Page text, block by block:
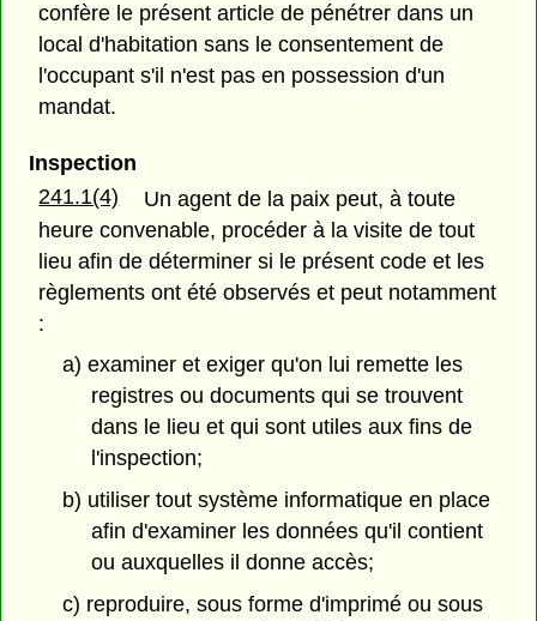
confère le présent article de pénétrer dans un
local d'habitation sans le consentement de
l'occupant s'il n'est pas en possession d'un
mandat.
Inspection
241.1(4)
Un agent de la paix peut, à toute
heure convenable, procéder à la visite de tout
lieu afin de déterminer si le présent code et les
règlements ont été observés et peut notamment
:
a) examiner et exiger qu'on lui remette les
registres ou documents qui se trouvent
dans le lieu et qui sont utiles aux fins de
l'inspection;
b) utiliser tout système informatique en place
afin d'examiner les données qu'il contient
ou auxquelles il donne accès;
c) reproduire, sous forme d'imprimé ou sous